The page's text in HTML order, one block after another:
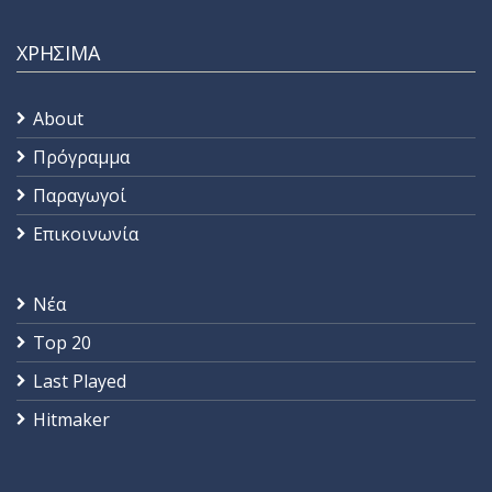
ΧΡΗΣΙΜΑ
About
Πρόγραμμα
Παραγωγοί
Επικοινωνία
Νέα
Top 20
Last Played
Hitmaker